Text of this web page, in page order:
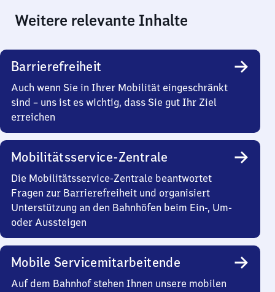
Weitere relevante Inhalte
Barrierefreiheit
Auch wenn Sie in Ihrer Mobilität eingeschränkt
sind – uns ist es wichtig, dass Sie gut Ihr Ziel
erreichen
Mobilitätsservice-Zentrale
Die Mobilitätsservice-Zentrale beantwortet
Fragen zur Barrierefreiheit und organisiert
Unterstützung an den Bahnhöfen beim Ein-, Um-
oder Aussteigen
Mobile Servicemitarbeitende
Auf dem Bahnhof stehen Ihnen unsere mobilen